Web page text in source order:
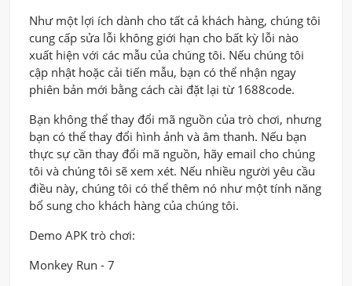
Như một lợi ích dành cho tất cả khách hàng, chúng tôi
cung cấp sửa lỗi không giới hạn cho bất kỳ lỗi nào
xuất hiện với các mẫu của chúng tôi. Nếu chúng tôi
cập nhật hoặc cải tiến mẫu, bạn có thể nhận ngay
phiên bản mới bằng cách cài đặt lại từ 1688code.
Bạn không thể thay đổi mã nguồn của trò chơi, nhưng
bạn có thể thay đổi hình ảnh và âm thanh. Nếu bạn
thực sự cần thay đổi mã nguồn, hãy email cho chúng
tôi và chúng tôi sẽ xem xét. Nếu nhiều người yêu cầu
điều này, chúng tôi có thể thêm nó như một tính năng
bổ sung cho khách hàng của chúng tôi.
Demo APK trò chơi:
Monkey Run - 7